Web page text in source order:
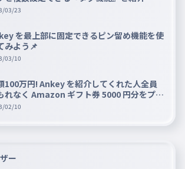
03/23
を最上部に固定できるピン留め機能を使
みよう📌
03/10
100万円! Ankey を紹介してくれた人全員
れなく Amazon ギフト券 5000 円分をプレ
トキャンペーン!!
02/10
ー